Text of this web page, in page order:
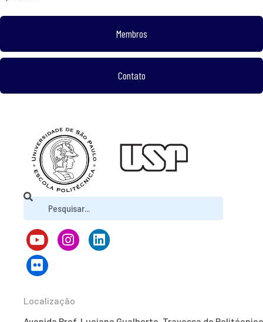
Membros
Contato
Localização